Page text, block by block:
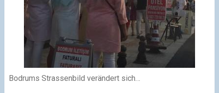
Bodrums Strassenbild verändert sich…